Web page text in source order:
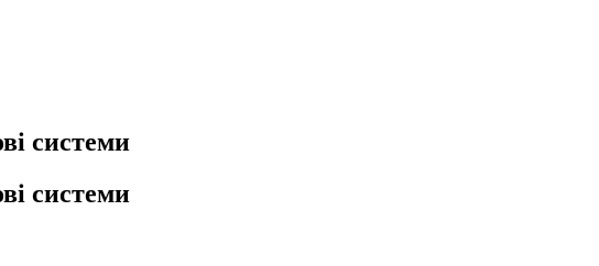
системи
системи